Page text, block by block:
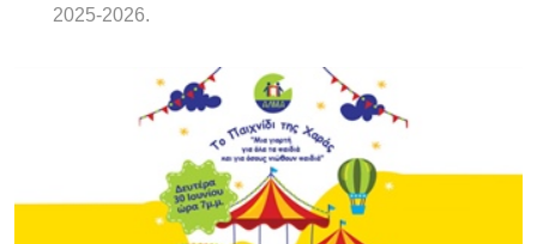
2025-2026.